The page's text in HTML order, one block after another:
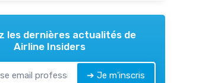
les dernières actualités de
Airline Insiders
➔ Je m'inscris